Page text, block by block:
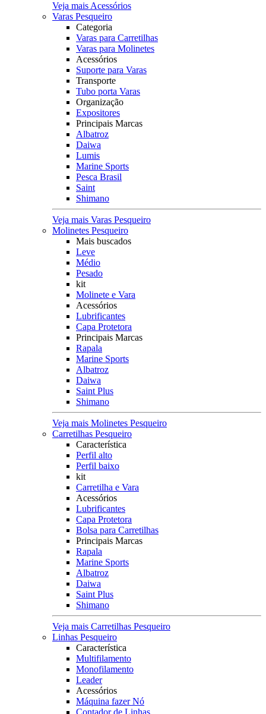
Veja mais Acessórios
Varas Pesqueiro
Categoria
Varas para Carretilhas
Varas para Molinetes
Acessórios
Suporte para Varas
Transporte
Tubo porta Varas
Organização
Expositores
Principais Marcas
Albatroz
Daiwa
Lumis
Marine Sports
Pesca Brasil
Saint
Shimano
Veja mais Varas Pesqueiro
Molinetes Pesqueiro
Mais buscados
Leve
Médio
Pesado
kit
Molinete e Vara
Acessórios
Lubrificantes
Capa Protetora
Principais Marcas
Rapala
Marine Sports
Albatroz
Daiwa
Saint Plus
Shimano
Veja mais Molinetes Pesqueiro
Carretilhas Pesqueiro
Característica
Perfil alto
Perfil baixo
kit
Carretilha e Vara
Acessórios
Lubrificantes
Capa Protetora
Bolsa para Carretilhas
Principais Marcas
Rapala
Marine Sports
Albatroz
Daiwa
Saint Plus
Shimano
Veja mais Carretilhas Pesqueiro
Linhas Pesqueiro
Característica
Multifilamento
Monofilamento
Leader
Acessórios
Máquina fazer Nó
Contador de Linhas